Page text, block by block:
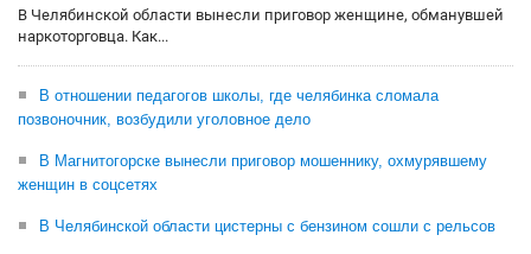
В Челябинской области вынесли приговор женщине, обманувшей
наркоторговца. Как...
В отношении педагогов школы, где челябинка сломала
позвоночник, возбудили уголовное дело
В Магнитогорске вынесли приговор мошеннику, охмурявшему
женщин в соцсетях
В Челябинской области цистерны с бензином сошли с рельсов